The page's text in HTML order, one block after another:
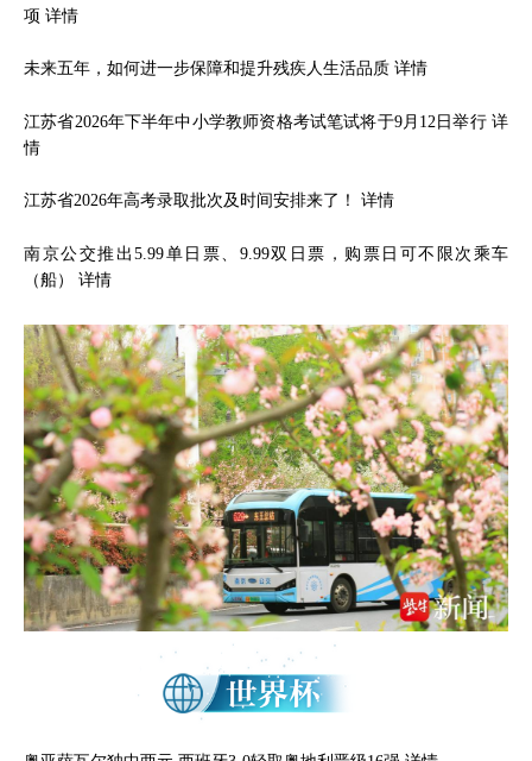
项 详情
未来五年，如何进一步保障和提升残疾人生活品质 详情
江苏省2026年下半年中小学教师资格考试笔试将于9月12日举行详
情
江苏省2026年高考录取批次及时间安排来了！ 详情
南京公交推出5.99单日票、9.99双日票，购票日可不限次乘车
（船） 详情